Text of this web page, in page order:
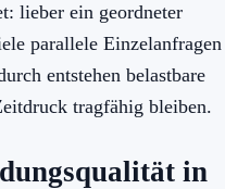
lieber ein geordneter
parallele Einzelanfragen
entstehen belastbare
tragfähig bleiben.
in